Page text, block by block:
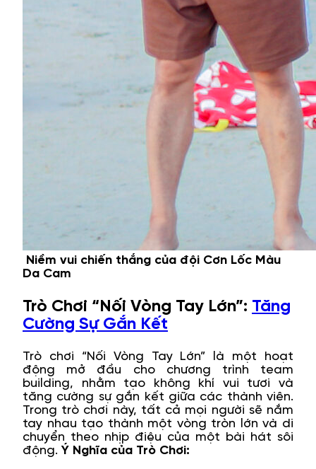
Niềm vui chiến thắng của đội Cơn Lốc Màu
Da Cam
Trò Chơi “Nối Vòng Tay Lớn”: Tăng
Cường Sự Gắn Kết
Trò chơi “Nối Vòng Tay Lớn” là một hoạt
động mở đầu cho chương trình team
building, nhằm tạo không khí vui tươi và
tăng cường sự gắn kết giữa các thành viên.
Trong trò chơi này, tất cả mọi người sẽ nắm
tay nhau tạo thành một vòng tròn lớn và di
chuyển theo nhịp điệu của một bài hát sôi
động. Ý Nghĩa của Trò Chơi: